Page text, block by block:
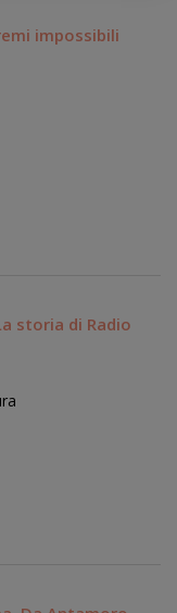
impossibili
storia di Radio